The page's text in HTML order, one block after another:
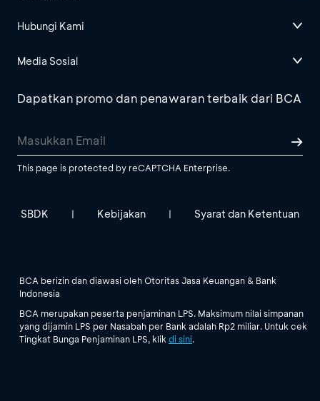
Hubungi Kami
Media Sosial
Dapatkan promo dan penawaran terbaik dari BCA
This page is protected by reCAPTCHA Enterprise.
SBDK | Kebijakan | Syarat dan Ketentuan
BCA berizin dan diawasi oleh Otoritas Jasa Keuangan & Bank
Indonesia
BCA merupakan peserta penjaminan LPS. Maksimum nilai simpanan
yang dijamin LPS per Nasabah per Bank adalah Rp2 miliar. Untuk cek
Tingkat Bunga Penjaminan LPS, klik di sini.